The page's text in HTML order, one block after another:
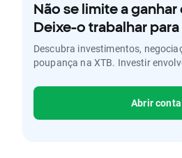
Não se limite a ganhar
Deixe-o trabalhar para
Descubra investimentos,
poupança na XTB. Investir
Abrir conta